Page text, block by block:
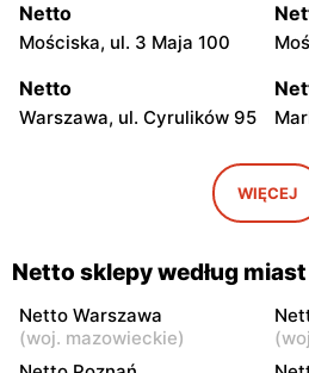
Netto
Mościska, ul. 3 Maja 100
Netto
Warszawa, ul. Cyrulików 95
Warszawa, ul. Wisełki 6
101
Netto
Warszawa, ul. Wał
Miedzeszyński 69
Netto
WIĘCEJ
Netto sklepy według miast
Netto Warszawa
(woj. mazowieckie)
(